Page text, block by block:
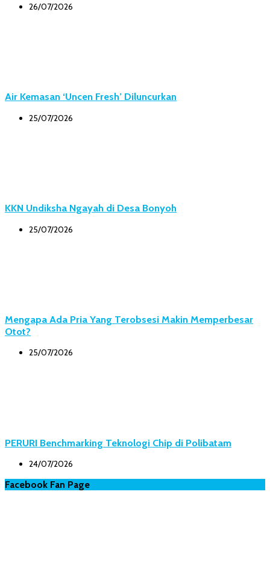
26/07/2026
Air Kemasan ‘Uncen Fresh’ Diluncurkan
25/07/2026
KKN Undiksha Ngayah di Desa Bonyoh
25/07/2026
Mengapa Ada Pria Yang Terobsesi Makin Memperbesar
Otot?
25/07/2026
PERURI Benchmarking Teknologi Chip di Polibatam
24/07/2026
Facebook Fan Page